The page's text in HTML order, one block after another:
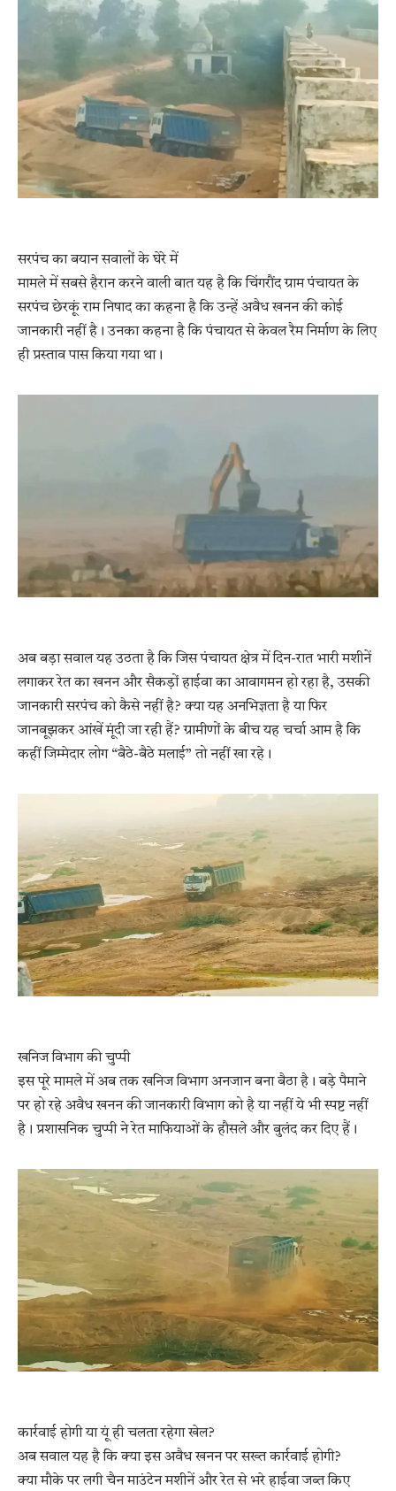
सरपंच का बयान सवालों के घेरे में
मामले में सबसे हैरान करने वाली बात यह है कि चिंगरौंद ग्राम पंचायत के
सरपंच छेरकूं राम निषाद का कहना है कि उन्हें अवैध खनन की कोई
जानकारी नहीं है। उनका कहना है कि पंचायत से केवल रैम निर्माण के लिए
ही प्रस्ताव पास किया गया था।
अब बड़ा सवाल यह उठता है कि जिस पंचायत क्षेत्र में दिन-रात भारी मशीनें
लगाकर रेत का खनन और सैकड़ों हाईवा का आवागमन हो रहा है, उसकी
जानकारी सरपंच को कैसे नहीं है? क्या यह अनभिज्ञता है या फिर
जानबूझकर आंखें मूंदी जा रही हैं? ग्रामीणों के बीच यह चर्चा आम है कि
कहीं जिम्मेदार लोग “बैठे-बैठे मलाई” तो नहीं खा रहे।
खनिज विभाग की चुप्पी
इस पूरे मामले में अब तक खनिज विभाग अनजान बना बैठा है। बड़े पैमाने
पर हो रहे अवैध खनन की जानकारी विभाग को है या नहीं ये भी स्पष्ट नहीं
है। प्रशासनिक चुप्पी ने रेत माफियाओं के हौसले और बुलंद कर दिए हैं।
कार्रवाई होगी या यूं ही चलता रहेगा खेल?
अब सवाल यह है कि क्या इस अवैध खनन पर सख्त कार्रवाई होगी?
क्या मौके पर लगी चैन माउंटेन मशीनें और रेत से भरे हाईवा जब्त किए